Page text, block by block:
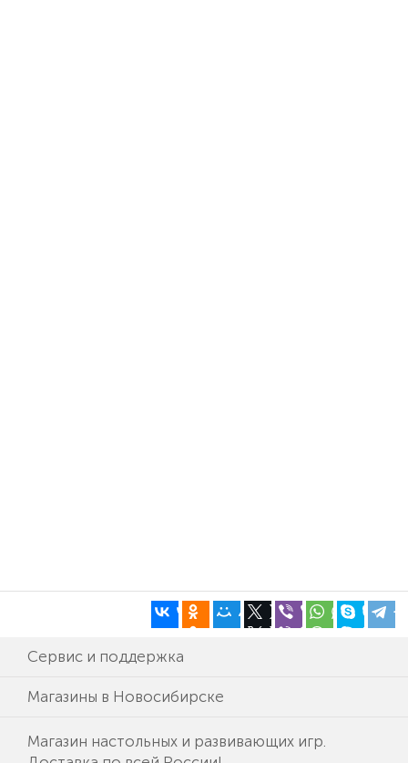
Сервис и поддержка
Магазины в Новосибирске
Магазин настольных и развивающих игр.